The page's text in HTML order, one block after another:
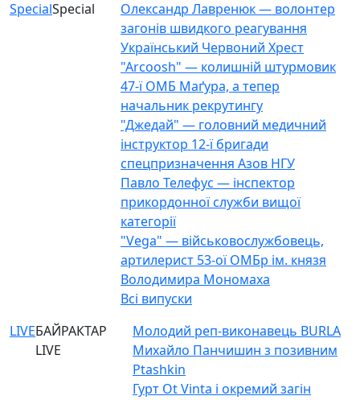
SpecialSpecial
Олександр Лавренюк — волонтер
загонів швидкого реагування
Український Червоний Хрест
"Arcoosh" — колишній штурмовик
47-ї ОМБ Маґура, а тепер
начальник рекрутингу
"Джедай" — головний медичний
інструктор 12-ї бригади
спецпризначення Азов НГУ
Павло Телефус — інспектор
прикордонної служби вищої
категорії
"Vega" — військовослужбовець,
артилерист 53-ої ОМБр ім. князя
Володимира Мономаха
Всі випуски
LIVEБАЙРАКТАР
LIVE
Молодий реп-виконавець BURLA
Михайло Панчишин з позивним
Ptashkin
Гурт Ot Vinta і окремий загін